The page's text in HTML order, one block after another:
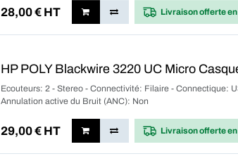
28,00€ HT Livraison offerte
HP POLY Blackwire 3220 UC Micro
Ecouteurs: 2 - Stereo - Connectivité: Filaire - Connectique:
Annulation active du Bruit (ANC): Non
29,00€ HT Livraison offerte